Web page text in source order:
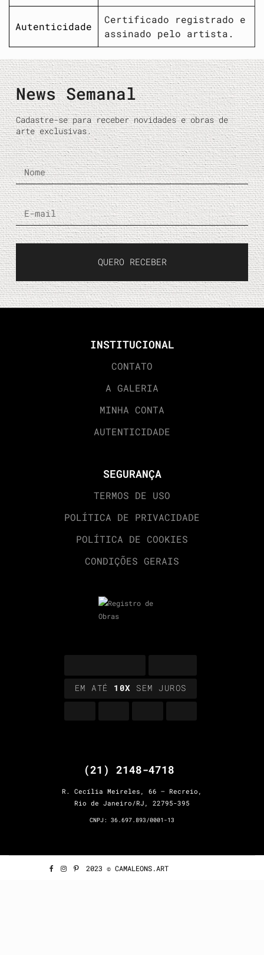
Autenticidade
Certificado registrado e
assinado pelo artista.
News Semanal
Cadastre-se para receber novidades e obras de
arte exclusivas.
QUERO RECEBER
INSTITUCIONAL
CONTATO
A GALERIA
MINHA CONTA
AUTENTICIDADE
SEGURANÇA
TERMOS DE USO
POLÍTICA DE PRIVACIDADE
POLÍTICA DE COOKIES
CONDIÇÕES GERAIS
EM ATÉ 10X SEM JUROS
(21) 2148-4718
R. Cecília Meireles, 66 – Recreio,
Rio de Janeiro/RJ, 22795-395
CNPJ: 36.697.893/0001-13
2023 © CAMALEONS.ART